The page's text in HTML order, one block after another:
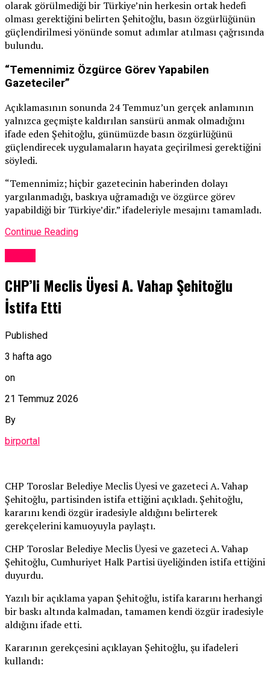
olarak görülmediği bir Türkiye’nin herkesin ortak hedefi
olması gerektiğini belirten Şehitoğlu, basın özgürlüğünün
güçlendirilmesi yönünde somut adımlar atılması çağrısında
bulundu.
“Temennimiz Özgürce Görev Yapabilen
Gazeteciler”
Açıklamasının sonunda 24 Temmuz’un gerçek anlamının
yalnızca geçmişte kaldırılan sansürü anmak olmadığını
ifade eden Şehitoğlu, günümüzde basın özgürlüğünü
güçlendirecek uygulamaların hayata geçirilmesi gerektiğini
söyledi.
“Temennimiz; hiçbir gazetecinin haberinden dolayı
yargılanmadığı, baskıya uğramadığı ve özgürce görev
yapabildiği bir Türkiye’dir.” ifadeleriyle mesajını tamamladı.
Continue Reading
CHP’li Meclis Üyesi A. Vahap Şehitoğlu
İstifa Etti
Published
3 hafta ago
on
21 Temmuz 2026
By
birportal
CHP Toroslar Belediye Meclis Üyesi ve gazeteci A. Vahap
Şehitoğlu, partisinden istifa ettiğini açıkladı. Şehitoğlu,
kararını kendi özgür iradesiyle aldığını belirterek
gerekçelerini kamuoyuyla paylaştı.
CHP Toroslar Belediye Meclis Üyesi ve gazeteci A. Vahap
Şehitoğlu, Cumhuriyet Halk Partisi üyeliğinden istifa ettiğini
duyurdu.
Yazılı bir açıklama yapan Şehitoğlu, istifa kararını herhangi
bir baskı altında kalmadan, tamamen kendi özgür iradesiyle
aldığını ifade etti.
Kararının gerekçesini açıklayan Şehitoğlu, şu ifadeleri
kullandı: